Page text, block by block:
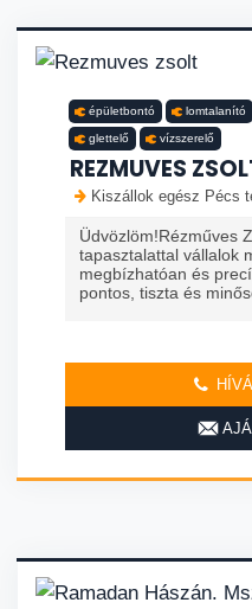
épületbontó lomtalanító
glettelő vízszerelő
REZMUVES
Kiszállok egész Pécs
Üdvözlöm!Rézműves
tapasztalattal vállalok
megbízhatóan és
pontos, tiszta és